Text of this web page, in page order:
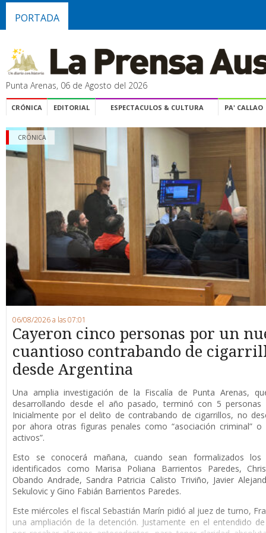
PORTADA
Punta Arenas, 06 de Agosto del 2026
CRÓNICA EDITORIAL ESPECTACULOS & CULTURA PA' CALLAO
CRÓNICA
06/08/2026 a las 07:01
Cayeron cinco personas por un
cuantioso contrabando de
desde Argentina
Una amplia investigación de la Fiscalía de Punta Arenas,
desarrollando desde el año pasado, terminó con 5 personas
Inicialmente por el delito de contrabando de cigarrillos, no
por ahora otras figuras penales como “asociación criminal” o
activos”.
Esto se conocerá mañana, cuando sean formalizados los
identificados como Marisa Poliana Barrientos Paredes,
Obando Andrade, Sandra Patricia Calisto Triviño, Javier
Sekulovic y Gino Fabián Barrientos Paredes.
Este miércoles el fiscal Sebastián Marín pidió al juez de turno,
una ampliación de la detención. Justamente en el entendido